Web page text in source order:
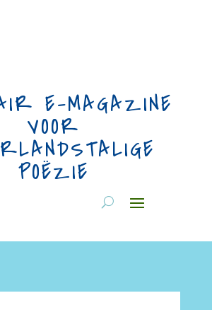
E-MAGAZINE
VOOR
POËZIE